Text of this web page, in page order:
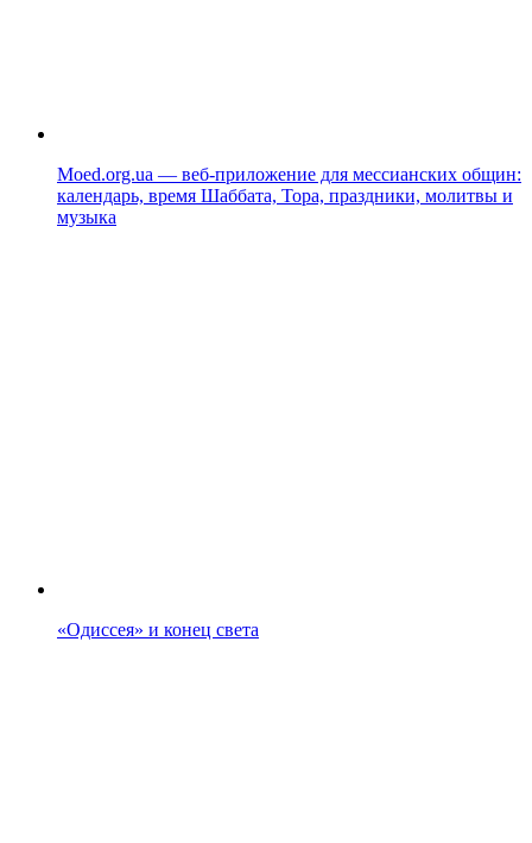
Moed.org.ua — веб-приложение для мессианских общин:
календарь, время Шаббата, Тора, праздники, молитвы и
музыка
«Одиссея» и конец света